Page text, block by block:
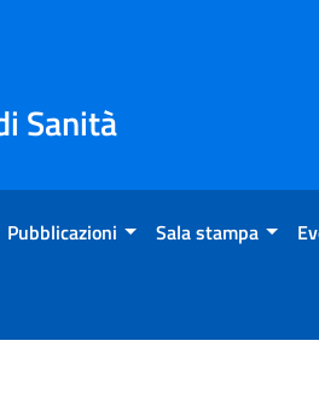
Sanità
Pubblicazioni Sala stampa